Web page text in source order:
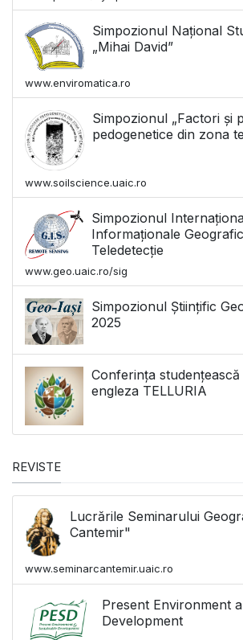
Simpozionul Național
„Mihai David”
www.enviromatica.ro
Simpozionul „Factori și
pedogenetice din zona
www.soilscience.uaic.ro
Simpozionul
Informaționale
Teledetecție
www.geo.uaic.ro/sig
Simpozionul Științific
2025
Conferința
engleza TELLURIA
REVISTE
Lucrările Seminarului
Cantemir"
www.seminarcantemir.uaic.ro
Present Environment
Development